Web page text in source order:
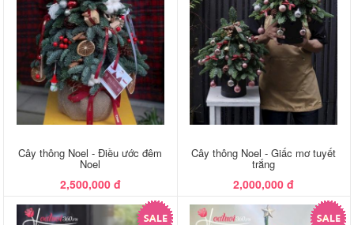
Cây thông Noel - Điều ước đêm
Noel
2,500,000 đ
Cây thông Noel - Giấc mơ tuyết
trắng
2,000,000 đ